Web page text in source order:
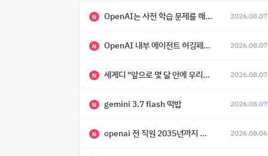
N OpenAI는 사전 학습 문제를 해결했으며, 'Doug'라는 코드명을 가진 훨씬 더 큰 모델을 활발히 개발 중 2026.08.07
N OpenAI 내부 에이전트 허깅페이스 해킹 사건 정리 2026.08.07
N 세게디 "앞으로 몇 달 안에 우리는 전복적 AI, 적대적 AI 둘 다 보게 될 것" 2026.08.07
N gemini 3.7 flash 떡밥 2026.08.07
N openai 전 직원 2035년까지 텔레파시가 어떻게 생길 수 있는지 2026.08.06